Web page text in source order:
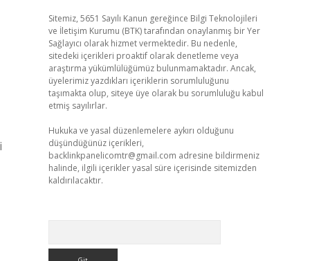
Sitemiz, 5651 Sayılı Kanun gereğince Bilgi Teknolojileri
ve İletişim Kurumu (BTK) tarafından onaylanmış bir Yer
Sağlayıcı olarak hizmet vermektedir. Bu nedenle,
sitedeki içerikleri proaktif olarak denetleme veya
araştırma yükümlülüğümüz bulunmamaktadır. Ancak,
üyelerimiz yazdıkları içeriklerin sorumluluğunu
taşımakta olup, siteye üye olarak bu sorumluluğu kabul
etmiş sayılırlar.
Hukuka ve yasal düzenlemelere aykırı olduğunu
düşündüğünüz içerikleri,
backlinkpanelicomtr@gmail.com adresine bildirmeniz
halinde, ilgili içerikler yasal süre içerisinde sitemizden
kaldırılacaktır.